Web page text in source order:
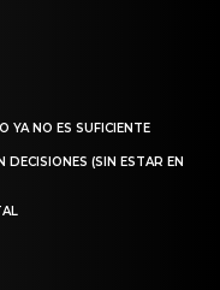
YA NO ES SUFICIENTE
(SIN ESTAR EN